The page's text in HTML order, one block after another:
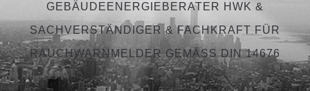
GEBÄUDEENERGIEBERATER HWK &
SACHVERSTÄNDIGER & FACHKRAFT FÜR
RAUCHWARNMELDER GEMÄSS DIN 14676